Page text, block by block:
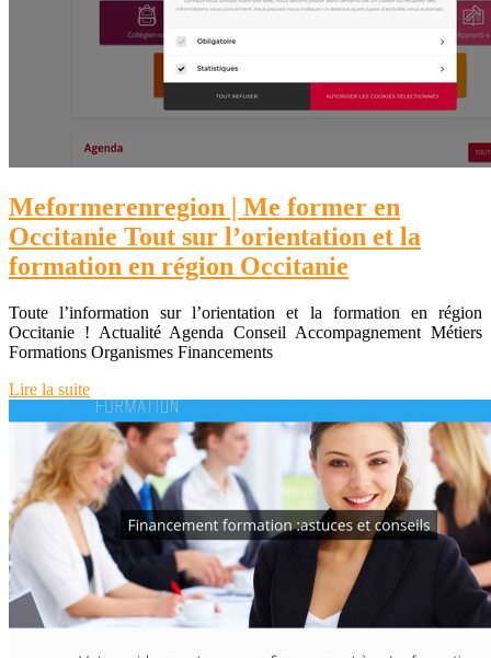
Mefor­meren­re­gion | Me former en
Occitanie Tout sur l’orientation et la
formation en région Occitanie
Toute l’information sur l’orientation et la formation en région
Occitanie ! Actualité Agenda Conseil Accompagnement Métiers
Formations Organismes Financements
Lire la suite